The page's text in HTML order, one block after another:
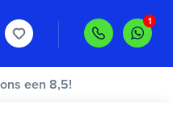
een 8,5!